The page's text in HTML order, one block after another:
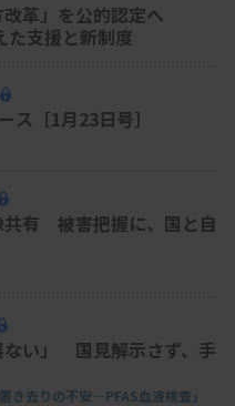
革」を公的認定へ
た支援と新制度
［1月23日号］
共有 被害把握に、国と自
ない」 国見解示さず、手
去りの不安―PFAS血液検査」